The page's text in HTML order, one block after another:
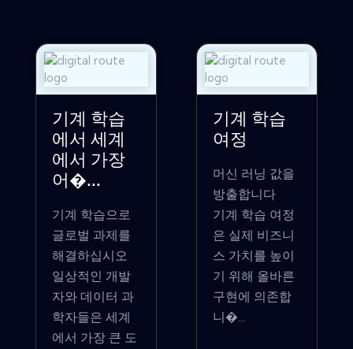
기계 학습
에서 세계
에서 가장
어�...
기계 학습으로
글로벌 과제를
해결하십시오
일상적인 개발
자와 데이터 과
학자들은 세계
에서 가장 큰 도
기계 학습
여정
머신 러닝 값을
방출합니다
기계 학습 여정
은 실제 비즈니
스 가치를 높이
기 위해 올바른
구현에 의존합
니�...